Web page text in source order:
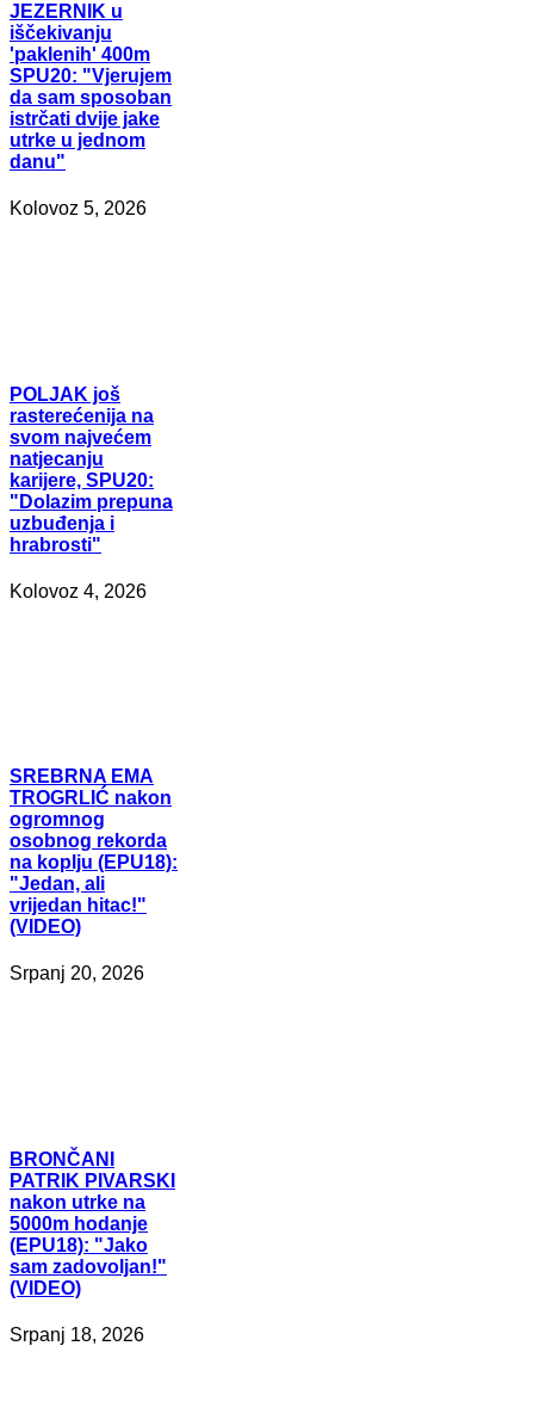
JEZERNIK u
iščekivanju
'paklenih' 400m
SPU20: "Vjerujem
da sam sposoban
istrčati dvije jake
utrke u jednom
danu"
Kolovoz 5, 2026
POLJAK još
rasterećenija na
svom najvećem
natjecanju
karijere, SPU20:
"Dolazim prepuna
uzbuđenja i
hrabrosti"
Kolovoz 4, 2026
SREBRNA EMA
TROGRLIĆ nakon
ogromnog
osobnog rekorda
na koplju (EPU18):
"Jedan, ali
vrijedan hitac!"
(VIDEO)
Srpanj 20, 2026
BRONČANI
PATRIK PIVARSKI
nakon utrke na
5000m hodanje
(EPU18): "Jako
sam zadovoljan!"
(VIDEO)
Srpanj 18, 2026